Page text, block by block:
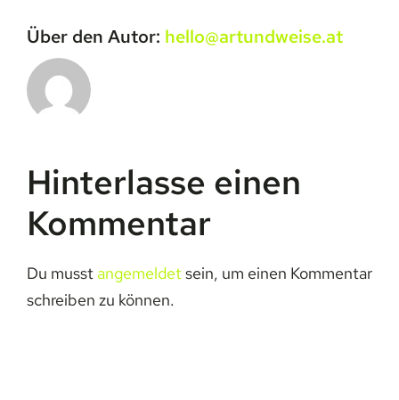
Über den Autor: hello@artundweise.at
Hinterlasse einen
Kommentar
Du musst angemeldetsein, um einen Kommentar
schreiben zu können.